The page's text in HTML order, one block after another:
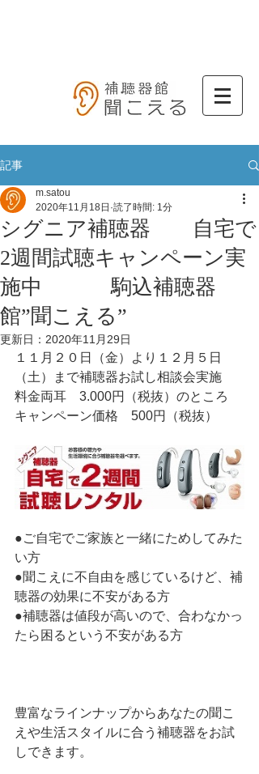
記事
シグニア補聴器 自宅で
2週間試聴キャンペーン実
施中 駒込補聴器
館”聞こえる”
m.satou
2020年11月18日 読了時間: 1分
更新日： 2020年11月29日
１１月２０日（金）より１２月５日
（土）まで補聴器お試し相談会実施
料金両耳　3.000円（税抜）のところ
キャンペーン価格　500円（税抜）
●ご自宅でご家族と一緒にためしてみた
い方
●聞こえに不自由を感じているけど、補
聴器の効果に不安がある方
●補聴器は値段が高いので、合わなかっ
たら困るという不安がある方
豊富なラインナップからあなたの聞こ
えや生活スタイルに合う補聴器をお試
しできます。